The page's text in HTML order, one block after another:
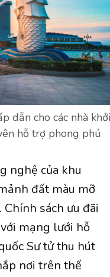
dẫn cho các nhà khởi
hỗ trợ phong phú
nghệ của khu
đất màu mỡ
sách ưu đãi
mạng lưới hỗ
Sư tử thu hút
nơi trên thế